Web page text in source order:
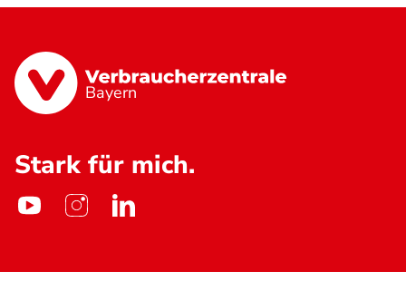
Bayern
Stark für mich.